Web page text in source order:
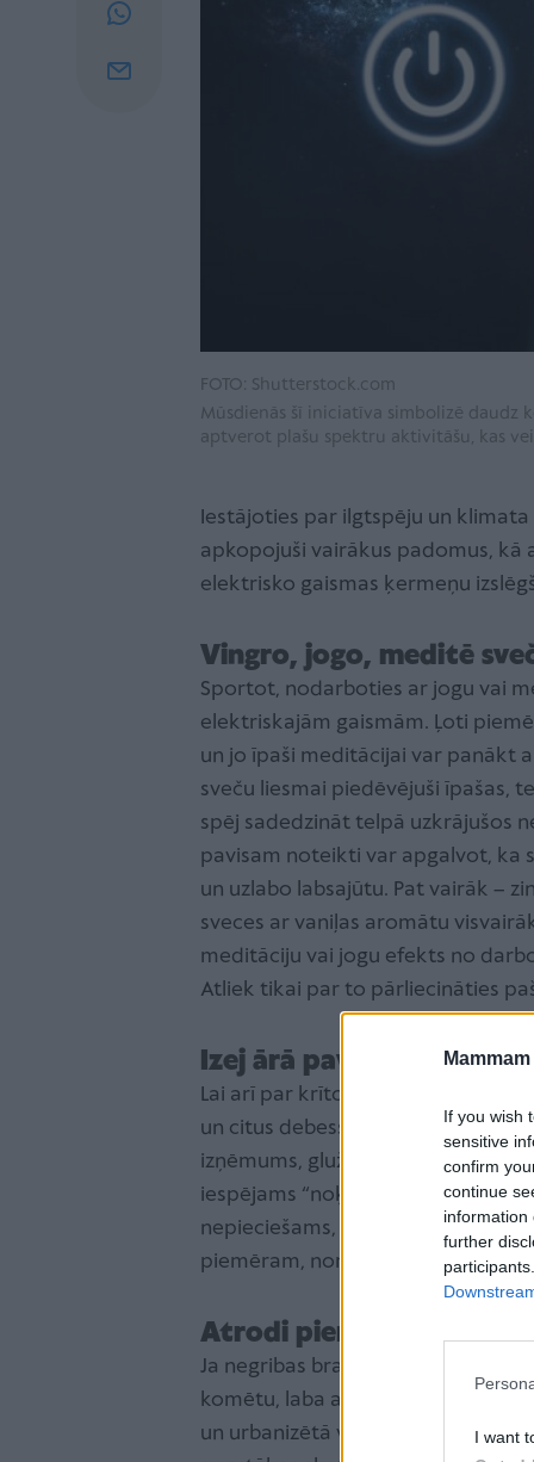
If you wish
sensitive
confirm
continue
information
further
I want
FOTO: Shutterstock.com
Mūsdienās šī iniciatīva simbolizē daudz
aptverot plašu spektru aktivitāšu, kas
Iestājoties par ilgtspēju un
apkopojuši vairākus padomus, kā
elektrisko gaismas ķermeņu
Vingro, jogo, meditē
Sportot, nodarboties ar jogu vai
elektriskajām gaismām. Ļoti
un jo īpaši meditācijai var panākt
sveču liesmai piedēvējuši īpašas,
spēj sadedzināt telpā uzkrājušos
pavisam noteikti var apgalvot, ka
un uzlabo labsajūtu. Pat vairāk –
sveces ar vaniļas aromātu
meditāciju vai jogu efekts no
Atliek tikai par to pārliecināties
Izej ārā pavērot
Lai arī par krītošo zvaigžņu laiku
un citus debess ķermeņus
izņēmums, gluži pretēji – ja
iespējams “noķert” ne tikai
nepieciešams, – skatienam
piemēram, nomaļāka pļava vai
Atrodi piemērotu vietu
Ja negribas braukt ārpus
komētu, laba alternatīva saturīgai
un urbanizētā vidē – pašā pilsētā.